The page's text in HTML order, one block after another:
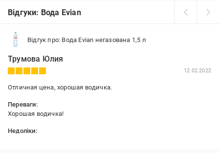
Відгуки: Вода Evian
Відгук про: Вода Evian негазована 1,5 л
Трумова Юлия
12.02.2022
Отличная цена, хорошая водичка.
Переваги:
Хорошая водичка!
Недоліки: